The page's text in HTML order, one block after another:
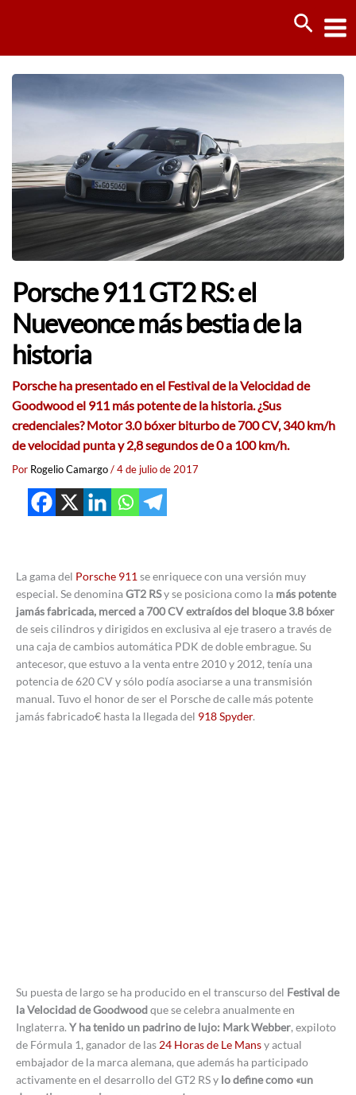
Porsche 911 GT2 RS: el
Nueveonce más bestia de la
historia
Porsche ha presentado en el Festival de la Velocidad de
Goodwood el 911 más potente de la historia. ¿Sus
credenciales? Motor 3.0 bóxer biturbo de 700 CV, 340 km/h
de velocidad punta y 2,8 segundos de 0 a 100 km/h.
Por Rogelio Camargo/4 de julio de 2017
La gama del Porsche 911 se enriquece con una versión muy
especial. Se denominaGT2 RSy se posiciona como la más potente
jamás fabricada, merced a 700 CV extraídos del bloque 3.8 bóxer
de seis cilindros y dirigidos en exclusiva al eje trasero a través de
una caja de cambios automática PDK de doble embrague. Su
antecesor, que estuvo a la venta entre 2010 y 2012, tenía una
potencia de 620 CV y sólo podía asociarse a una transmisión
manual. Tuvo el honor de ser el Porsche de calle más potente
jamás fabricado€ hasta la llegada del 918 Spyder.
Su puesta de largo se ha producido en el transcurso del Festival de
la Velocidad de Goodwoodque se celebra anualmente en
Inglaterra. Y ha tenido un padrino de lujo: Mark Webber, expiloto
de Fórmula 1, ganador de las 24 Horas de Le Mansy actual
embajador de la marca alemana, que además ha participado
activamente en el desarrollo del GT2 RS y lo define como «un